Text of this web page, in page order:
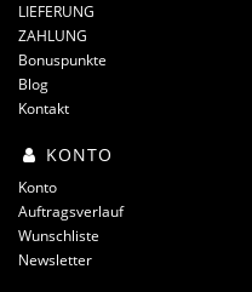
LIEFERUNG
ZAHLUNG
Bonuspunkte
Blog
Kontakt
KONTO
Konto
Auftragsverlauf
Wunschliste
Newsletter